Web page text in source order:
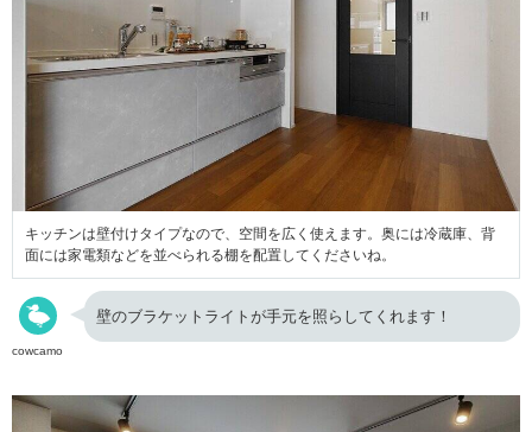
キッチンは壁付けタイプなので、空間を広く使えます。奥には冷蔵庫、背
面には家電類などを並べられる棚を配置してくださいね。
cowcamo
壁のブラケットライトが手元を照らしてくれます！